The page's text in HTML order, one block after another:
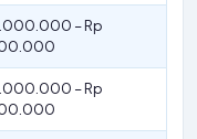
– Rp
– Rp